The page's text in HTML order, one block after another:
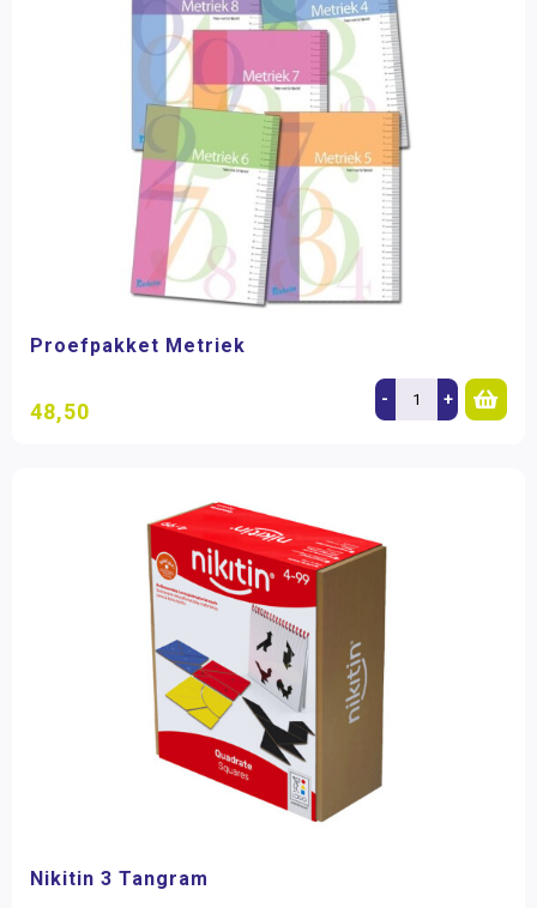
Proefpakket Metriek
48,50 - +
Nikitin 3 Tangram